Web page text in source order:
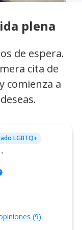
plena
de espera.
cita de
comienza a
LGBTQ+
Quintal
(9)